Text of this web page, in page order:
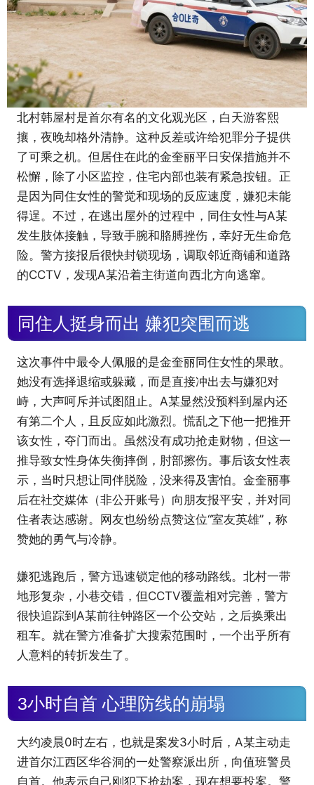
北村韩屋村是首尔有名的文化观光区，白天游客熙
攘，夜晚却格外清静。这种反差或许给犯罪分子提供
了可乘之机。但居住在此的金奎丽平日安保措施并不
松懈，除了小区监控，住宅内部也装有紧急按钮。正
是因为同住女性的警觉和现场的反应速度，嫌犯未能
得逞。不过，在逃出屋外的过程中，同住女性与A某
发生肢体接触，导致手腕和胳膊挫伤，幸好无生命危
险。警方接报后很快封锁现场，调取邻近商铺和道路
的CCTV，发现A某沿着主街道向西北方向逃窜。
同住人挺身而出 嫌犯突围而逃
这次事件中最令人佩服的是金奎丽同住女性的果敢。
她没有选择退缩或躲藏，而是直接冲出去与嫌犯对
峙，大声呵斥并试图阻止。A某显然没预料到屋内还
有第二个人，且反应如此激烈。慌乱之下他一把推开
该女性，夺门而出。虽然没有成功抢走财物，但这一
推导致女性身体失衡摔倒，肘部擦伤。事后该女性表
示，当时只想让同伴脱险，没来得及害怕。金奎丽事
后在社交媒体（非公开账号）向朋友报平安，并对同
住者表达感谢。网友也纷纷点赞这位“室友英雄”，称
赞她的勇气与冷静。
嫌犯逃跑后，警方迅速锁定他的移动路线。北村一带
地形复杂，小巷交错，但CCTV覆盖相对完善，警方
很快追踪到A某前往钟路区一个公交站，之后换乘出
租车。就在警方准备扩大搜索范围时，一个出乎所有
人意料的转折发生了。
3小时自首 心理防线的崩塌
大约凌晨0时左右，也就是案发3小时后，A某主动走
进首尔江西区华谷洞的一处警察派出所，向值班警员
自首。他表示自己刚犯下抢劫案，现在想要投案。警